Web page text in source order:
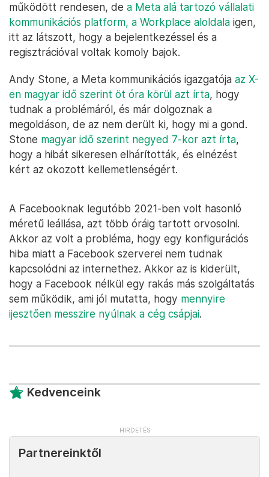
működött rendesen, de a Meta alá tartozó vállalati
kommunikációs platform, a Workplace aloldala igen,
itt az látszott, hogy a bejelentkezéssel és a
regisztrációval voltak komoly bajok.
Andy Stone, a Meta kommunikációs igazgatója az X-
en magyar idő szerint öt óra körül azt írta, hogy
tudnak a problémáról, és már dolgoznak a
megoldáson, de az nem derült ki, hogy mi a gond.
Stone magyar idő szerint negyed 7-kor azt írta,
hogy a hibát sikeresen elhárították, és elnézést
kért az okozott kellemetlenségért.
A Facebooknak legutóbb 2021-ben volt hasonló
méretű leállása, azt több óráig tartott orvosolni.
Akkor az volt a probléma, hogy egy konfigurációs
hiba miatt a Facebook szerverei nem tudnak
kapcsolódni az internethez. Akkor az is kiderült,
hogy a Facebook nélkül egy rakás más szolgáltatás
sem működik, ami jól mutatta, hogy mennyire
ijesztően messzire nyúlnak a cég csápjai.
Kedvenceink
Partnereinktől